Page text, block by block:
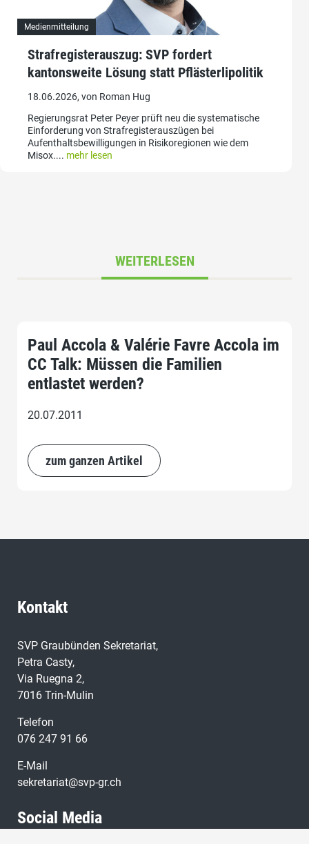
Medienmitteilung
Strafregisterauszug: SVP fordert
kantonsweite Lösung statt Pflästerlipolitik
18.06.2026, von Roman Hug
Regierungsrat Peter Peyer prüft neu die systematische
Einforderung von Strafregisterauszügen bei
Aufenthaltsbewilligungen in Risikoregionen wie dem
Misox.... mehr lesen
WEITERLESEN
Paul Accola & Valérie Favre Accola im
CC Talk: Müssen die Familien
entlastet werden?
20.07.2011
zum ganzen Artikel
Kontakt
SVP Graubünden Sekretariat,
Petra Casty,
Via Ruegna 2,
7016 Trin-Mulin
Telefon
076 247 91 66
E-Mail
sekretariat@svp-gr.ch
Social Media